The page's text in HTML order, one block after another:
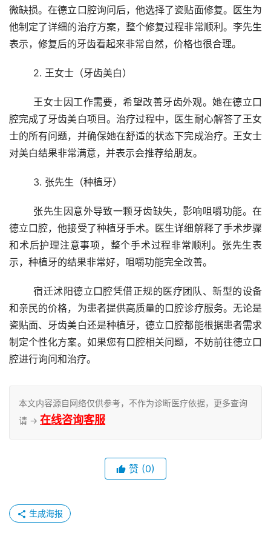
微缺损。在德立口腔询问后，他选择了瓷贴面修复。医生为
他制定了详细的治疗方案，整个修复过程非常顺利。李先生
表示，修复后的牙齿看起来非常自然，价格也很合理。
	2. 王女士（牙齿美白）
腔完成了牙齿美白项目。治疗过程中，医生耐心解答了王女
士的所有问题，并确保她在舒适的状态下完成治疗。王女士
对美白结果非常满意，并表示会推荐给朋友。
	3. 张先生（种植牙）
德立口腔，他接受了种植牙手术。医生详细解释了手术步骤
和术后护理注意事项，整个手术过程非常顺利。张先生表
示，种植牙的结果非常好，咀嚼功能完全改善。
	宿迁沭阳德立口腔凭借正规的医疗团队、新型的设备
和亲民的价格，为患者提供高质量的口腔诊疗服务。无论是
瓷贴面、牙齿美白还是种植牙，德立口腔都能根据患者需求
制定个性化方案。如果您有口腔相关问题，不妨前往德立口
腔进行询问和治疗。
本文内容源自网络仅供参考，不作为诊断医疗依据，更多查询
请 → 在线咨询客服
赞 (0)
生成海报